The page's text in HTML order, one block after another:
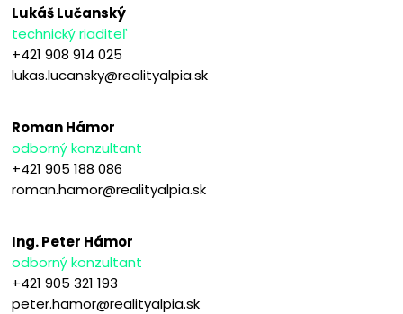
Lukáš Lučanský
technický riaditeľ
+421 908 914 025
lukas.lucansky@realityalpia.sk
Roman Hámor
odborný konzultant
+421 905 188 086
roman.hamor@realityalpia.sk
Ing. Peter Hámor
odborný konzultant
+421 905 321 193
peter.hamor@realityalpia.sk